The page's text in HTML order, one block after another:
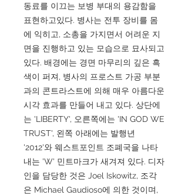
동료를 이끄는 보병 부대의 용감함을
표현하고있다. 병사는 전투 장비를 몸
에 익히고, 소총을 가지면서 어려운 지
면을 진행하고 있는 모습으로 묘사되고
있다. 배경에는 경면 마무리의 깊은 흑
색이 퍼져, 병사의 프로스트 가공 부분
과의 콘트라스트에 의해 매우 아름다운
시각 효과를 만들어 내고 있다. 상단에
는 'LIBERTY', 오른쪽에는 'IN GOD WE
TRUST', 왼쪽 아래에는 발행년
'2012'와 웨스트포인트 조폐국을 나타
내는 'W' 민트마크가 새겨져 있다. 디자
인을 담당한 것은 Joel Iskowitz, 조각
은 Michael Gaudioso에 의한 것이며,